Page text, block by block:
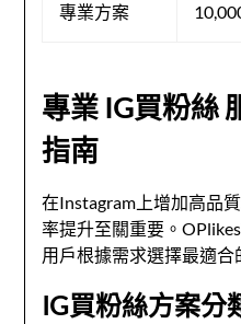
專業方案
專業 IG買粉絲
指南
在Instagram上增加高品
率提升至關重要。
用戶根據需求選擇最適合
IG買粉絲方案分